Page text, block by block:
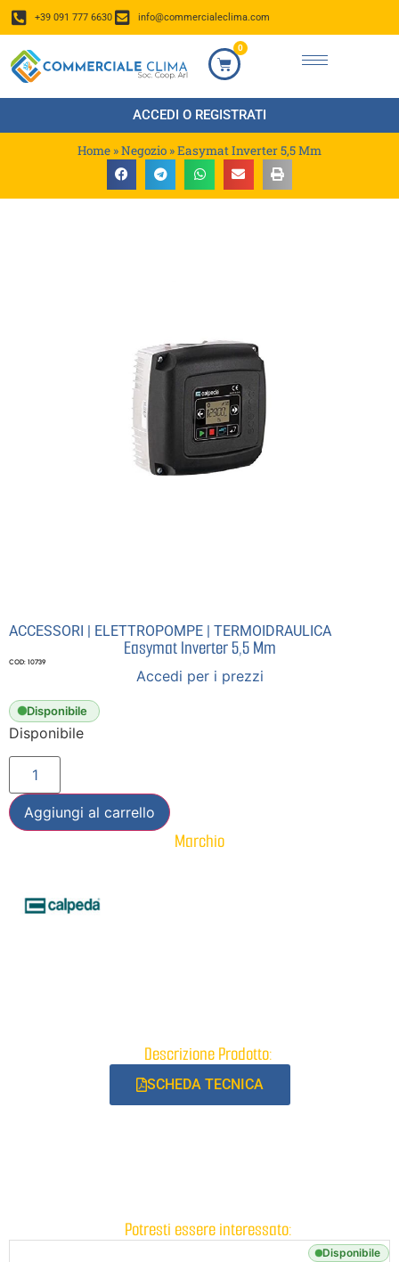
+39 091 777 6630 info@commercialeclima.com
0
ACCEDI O REGISTRATI
Home »Negozio »Easymat Inverter 5,5 Mm
ACCESSORI | ELETTROPOMPE | TERMOIDRAULICA
Easymat Inverter 5,5 Mm
COD: 10739
Accedi per i prezzi
Disponibile
Disponibile
Aggiungi al carrello
Marchio
Descrizione Prodotto:
SCHEDA TECNICA
Potresti essere interessato:
Disponibile